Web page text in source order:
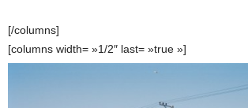
[/columns]
[columns width= »1/2″ last= »true »]